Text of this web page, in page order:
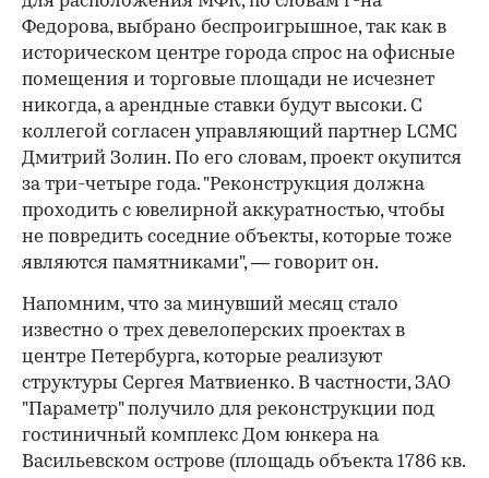
Федорова, выбрано беспроигрышное, так как в
историческом центре города спрос на офисные
помещения и торговые площади не исчезнет
никогда, а арендные ставки будут высоки. С
коллегой согласен управляющий партнер LCMC
Дмитрий Золин. По его словам, проект окупится
за три-четыре года. "Реконструкция должна
проходить с ювелирной аккуратностью, чтобы
не повредить соседние объекты, которые тоже
являются памятниками", — говорит он.
Напомним, что за минувший месяц стало
известно о трех девелоперских проектах в
центре Петербурга, которые реализуют
структуры Сергея Матвиенко. В частности, ЗАО
"Параметр" получило для реконструкции под
гостиничный комплекс Дом юнкера на
Васильевском острове (площадь объекта 1786 кв.